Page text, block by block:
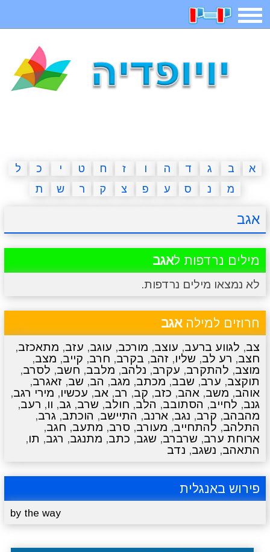
תפריט
איש תלוי מדריכים פוקימון גו מצא הבדלים
יצירה משחקי בנות אשליות חדשות
א ב ג ד ה ו ז ח ט י כ
ל
מ
נ ס ע פ צ ק ר ש ת
אגב
מילים נרדפות לאגב
לא נמצאו מילים נרדפות.
חרוזים למילהאגב
צב, לגווע ברעב, עוצב, מורכב, עוגב, עזב, מתאכזב,
חצב, רע לב, שליו, זהב, בקרב, חרב, קייב, מצב,
מוצב, להתקרב, עקרב, נלהב, מלבב, חשב, לסרב,
תוקצב, ערב, שבב, מכתב, מגב, הב, שב, זאגרב,
אוהב, משב, אהב, כזב, קב, רב, אב, עכשיו, מירי רגב,
גנב, לחייב, הסתובב, הלב, חולב, שרב, גב, וו, רעב,
מהבהב, קרב, נגב, ארנב, התיישב, הוכתב, גרב,
התלהב, להתחייב, מעורב, סרב, מתעב, חגב,
ארוחת ערב, שרברב, שגב, כתב, מתנגב, רגב, תו,
התאהב, נשגב, נדב
פירוש באנגלית
by the way